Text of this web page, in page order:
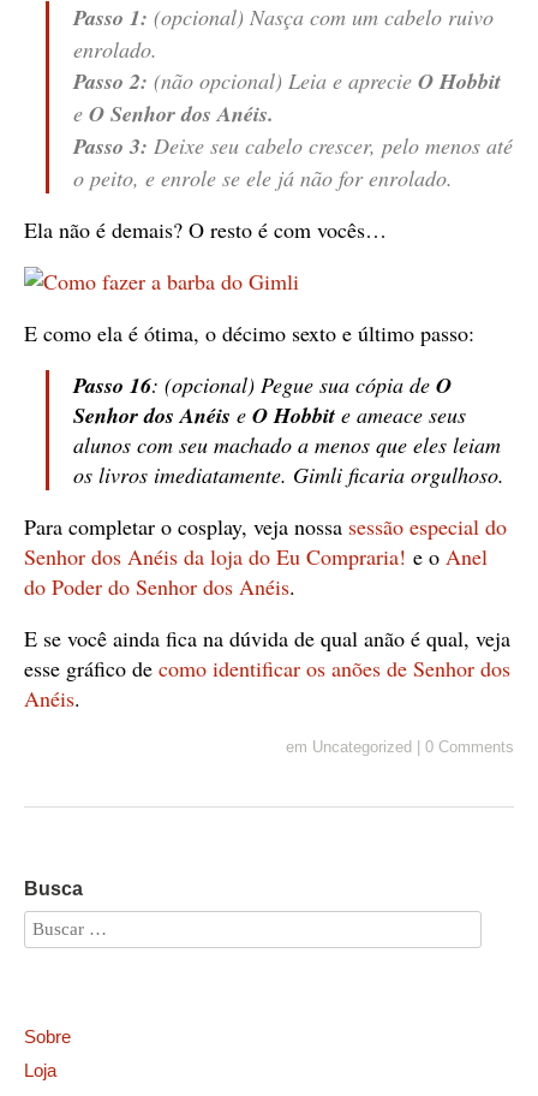
Passo 1: (opcional) Nasça com um cabelo ruivo
enrolado.
Passo 2: (não opcional) Leia e aprecie O Hobbit
e O Senhor dos Anéis.
Passo 3: Deixe seu cabelo crescer, pelo menos até
o peito, e enrole se ele já não for enrolado.
Ela não é demais? O resto é com vocês…
E como ela é ótima, o décimo sexto e último passo:
Passo 16: (opcional) Pegue sua cópia de O
Senhor dos Anéis e O Hobbit e ameace seus
alunos com seu machado a menos que eles leiam
os livros imediatamente. Gimli ficaria orgulhoso.
Para completar o cosplay, veja nossa sessão especial do
Senhor dos Anéis da loja do Eu Compraria! e o Anel
do Poder do Senhor dos Anéis.
E se você ainda fica na dúvida de qual anão é qual, veja
esse gráfico de como identificar os anões de Senhor dos
Anéis.
em Uncategorized 0 Comments
Busca
Sobre
Loja